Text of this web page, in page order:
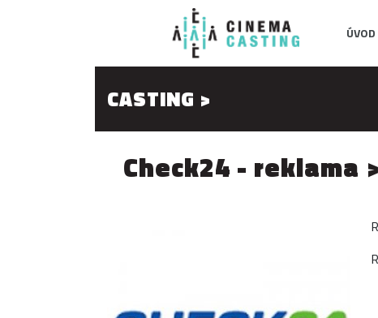
ÚVOD
CASTING >
Check24 - reklama